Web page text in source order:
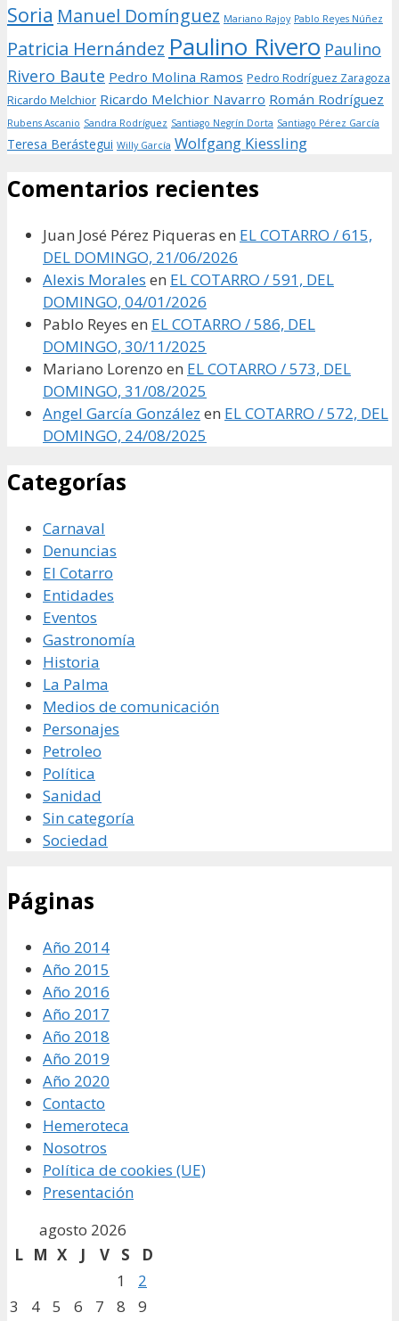
Soria Manuel Domínguez Mariano Rajoy Pablo Reyes Núñez
Patricia Hernández Paulino Rivero Paulino
Rivero Baute Pedro Molina Ramos Pedro Rodríguez Zaragoza
Ricardo Melchior Ricardo Melchior Navarro Román Rodríguez
Rubens Ascanio Sandra Rodríguez Santiago Negrín Dorta Santiago Pérez García
Teresa Berástegui Willy García Wolfgang Kiessling
Comentarios recientes
Juan José Pérez Piqueras en EL COTARRO / 615,
DEL DOMINGO, 21/06/2026
Alexis Morales en EL COTARRO / 591, DEL
DOMINGO, 04/01/2026
Pablo Reyes en EL COTARRO / 586, DEL
DOMINGO, 30/11/2025
Mariano Lorenzo en EL COTARRO / 573, DEL
DOMINGO, 31/08/2025
Angel García González en EL COTARRO / 572, DEL
DOMINGO, 24/08/2025
Categorías
Carnaval
Denuncias
El Cotarro
Entidades
Eventos
Gastronomía
Historia
La Palma
Medios de comunicación
Personajes
Petroleo
Política
Sanidad
Sin categoría
Sociedad
Páginas
Año 2014
Año 2015
Año 2016
Año 2017
Año 2018
Año 2019
Año 2020
Contacto
Hemeroteca
Nosotros
Política de cookies (UE)
Presentación
agosto 2026
L M X J V S
D
1
2
3
4 5 6 7 8
9